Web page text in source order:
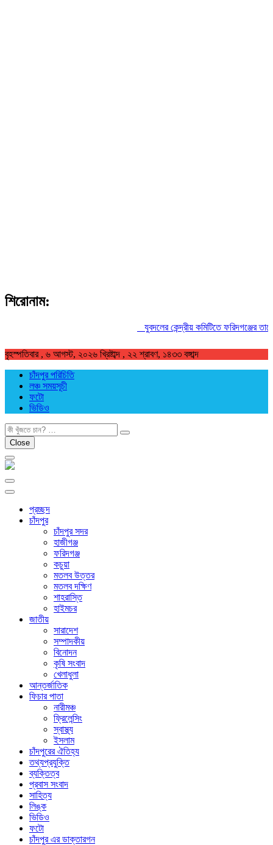
শিরোনাম:
যুবদলের কেন্দ্রীয় কমিটিতে ফরিদগঞ্জের
বৃহস্পতিবার , ৬ আগস্ট, ২০২৬ খ্রিষ্টাব্দ , ২২ শ্রাবণ, ১৪৩৩ বঙ্গাব্দ
চাঁদপুর পরিচিতি
লঞ্চ সময়সূচী
ফটো
ভিডিও
খুজুন
Close
প্রচ্ছদ
চাঁদপুর
চাঁদপুর সদর
হাজীগঞ্জ
ফরিদগঞ্জ
কচুয়া
মতলব উত্তর
মতলব দক্ষিণ
শাহরাস্তি
হাইমচর
জাতীয়
সারাদেশ
সম্পাদকীয়
বিনোদন
কৃষি সংবাদ
খেলাধুলা
আন্তর্জাতিক
ফিচার পাতা
নারীমঞ্চ
ফ্রিলেন্সিং
স্বাস্থ্য
ইসলাম
চাঁদপুরের ঐতিহ্য
তথ্যপ্রযুক্তি
ব্যক্তিত্ব
প্রবাস সংবাদ
সাহিত্য
লিঙ্ক
ভিডিও
ফটো
চাঁদপুর এর ডাক্তারগন